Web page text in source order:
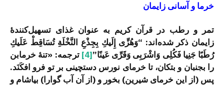
خرما و آسانی زایمان
تمر و رطب در قرآن کریم به عنوان غذای تسهیل‌کنندۀ
زایمان ذکر شده‌اند: “وَهُزِّی إِلَیكِ بِجِذْعِ النَّخْلَةِ تُسَاقِطْ عَلَیكِ
رُطَبًا جَنِیا فَكُلِی وَاشْرَبِی وَقَرِّی عَینًا”[4]
ترجمه: «تنۀ خرمابن
را بجنبان و بتكان، تا خرمای نورس دست­چینی بر تو فرو افكَنَد.
پس (از این خرمای شیرین) بخور و (از آن آب گوارا) بیاشام و